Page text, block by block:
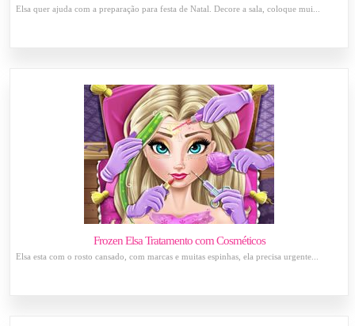
Elsa quer ajuda com a preparação para festa de Natal. Decore a sala, coloque mui...
Frozen Elsa Tratamento com Cosméticos
Elsa esta com o rosto cansado, com marcas e muitas espinhas, ela precisa urgente...